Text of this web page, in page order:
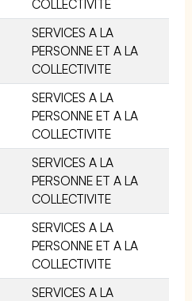
COLLECTIVITE
SERVICES A LA
PERSONNE ET A LA
COLLECTIVITE
SERVICES A LA
PERSONNE ET A LA
COLLECTIVITE
SERVICES A LA
PERSONNE ET A LA
COLLECTIVITE
SERVICES A LA
PERSONNE ET A LA
COLLECTIVITE
SERVICES A LA